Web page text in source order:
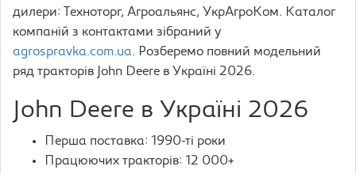
дилери: Техноторг, Агроальянс, УкрАгроКом. Каталог
компаній з контактами зібраний у
agrospravka.com.ua. Розберемо повний модельний
ряд тракторів John Deere в Україні 2026.
John Deere в Україні 2026
Перша поставка: 1990-ті роки
Працюючих тракторів: 12 000+